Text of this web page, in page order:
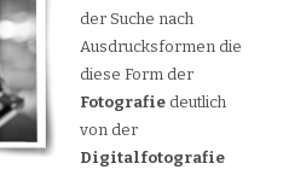
der Suche nach
Ausdrucksformen die
diese Form der
Fotografie deutlich
von der
Digitalfotografie